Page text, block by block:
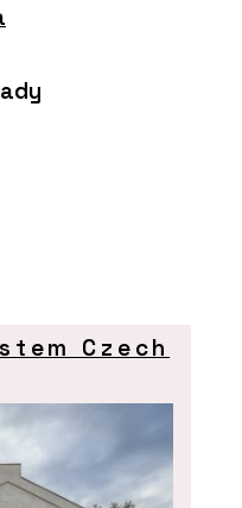
Czech